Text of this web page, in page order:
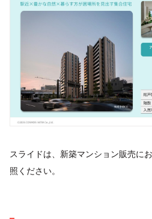
スライドは、新築マンション販売に
照ください。